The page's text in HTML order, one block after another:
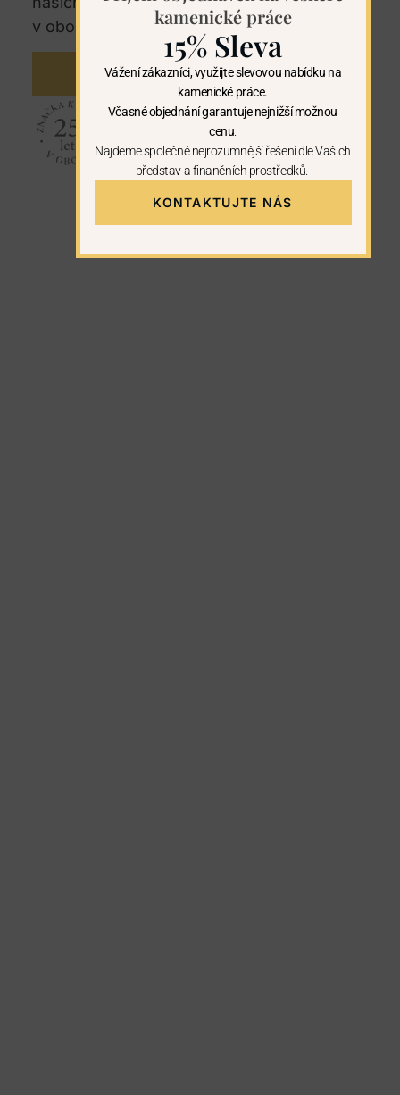
v oboru kamenictví.
KONTAKTUJTE NÁS
kamenické práce
15% Sleva
Vážení zákazníci, využijte slevovou nabídku na
kamenické práce.
Včasné objednání garantuje nejnižší možnou
cenu
Najdeme společně nejrozumnější řešení dle Vašich
představ a finančních prostředků.
KONTAKTUJTE NÁS